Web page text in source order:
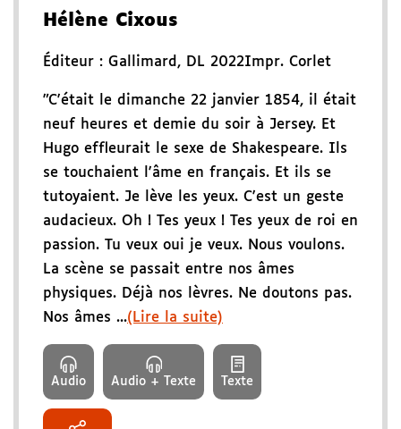
Hélène Cixous
Éditeur : Gallimard , DL 2022Impr. Corlet
"C'était le dimanche 22 janvier 1854, il était
neuf heures et demie du soir à Jersey. Et
Hugo effleurait le sexe de Shakespeare. Ils
se touchaient l'âme en français. Et ils se
tutoyaient. Je lève les yeux. C'est un geste
audacieux. Oh ! Tes yeux ! Tes yeux de roi en
passion. Tu veux oui je veux. Nous voulons.
La scène se passait entre nos âmes
physiques. Déjà nos lèvres. Ne doutons pas.
Nos âmes ...(Lire la suite)
Audio Audio + Texte Texte